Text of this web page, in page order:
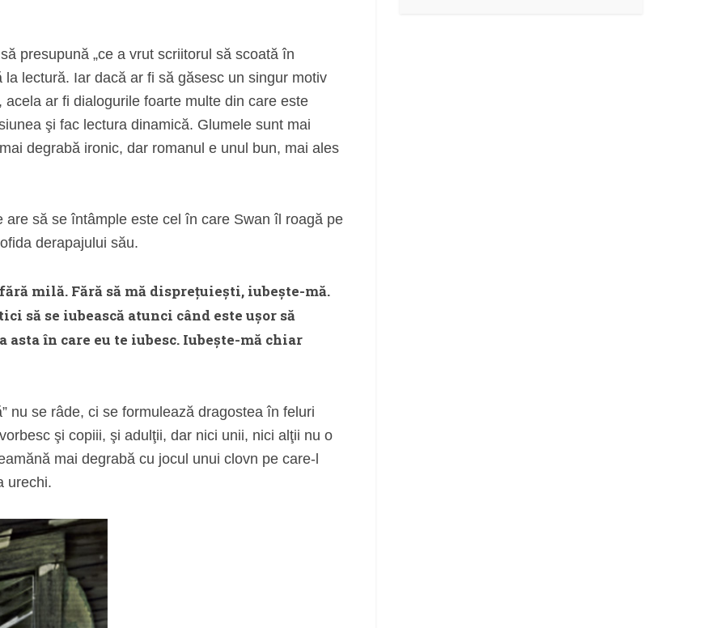
presupună „ce a vrut scriitorul să scoată în
lectură. Iar dacă ar fi să găsesc un singur motiv
ar fi dialogurile foarte multe din care este
şi fac lectura dinamică. Glumele sunt mai
degrabă ironic, dar romanul e unul bun, mai ales
să se întâmple este cel în care Swan îl roagă pe
derapajului său.
milă. Fără să mă dispreţuieşti, iubeşte-mă.
să se iubească atunci când este uşor să
în care eu te iubesc. Iubeşte-mă chiar
nu se râde, ci se formulează dragostea în feluri
şi copiii, şi adulţii, dar nici unii, nici alţii nu o
mai degrabă cu jocul unui clovn pe care-l
urechi.